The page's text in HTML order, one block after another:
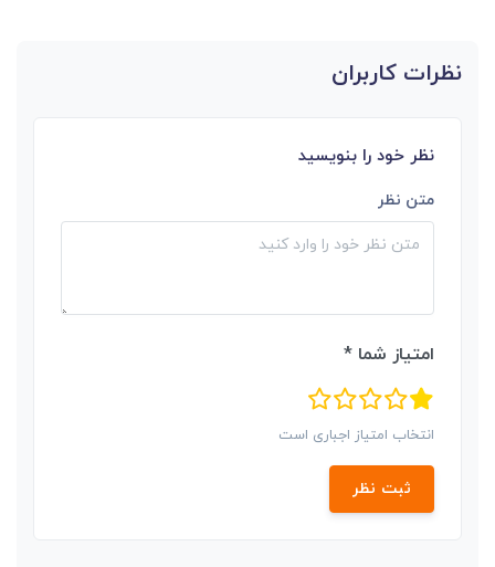
نظرات کاربران
نظر خود را بنویسید
متن نظر
امتیاز شما *
انتخاب امتیاز اجباری است
ثبت نظر